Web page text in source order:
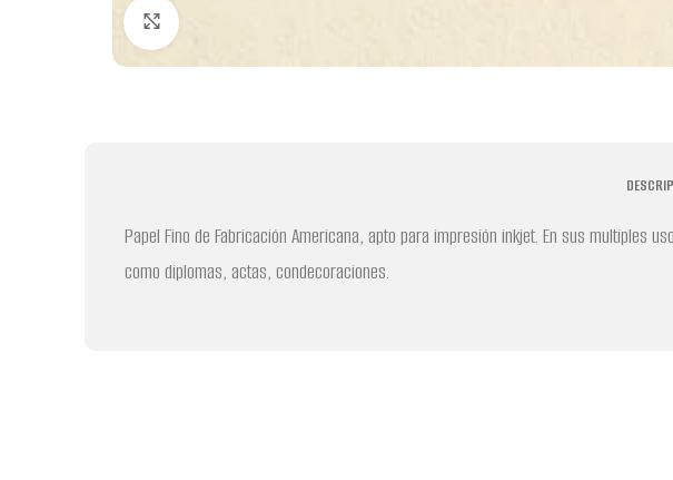
Papel Fino de Fabricación Americana, apto para impresión inkjet. En sus multiples
como diplomas, actas, condecoraciones.